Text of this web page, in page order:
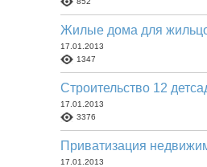
Жилые дома для
17.01.2013
1347
Строительство 12
17.01.2013
3376
Приватизация
17.01.2013